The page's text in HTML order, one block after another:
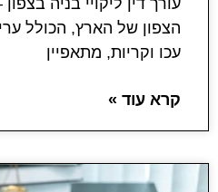
עורך דין ליקויי בניה
הצפון של הארץ, הכולל
עכו וקריות, מתאפיין
קרא עוד »